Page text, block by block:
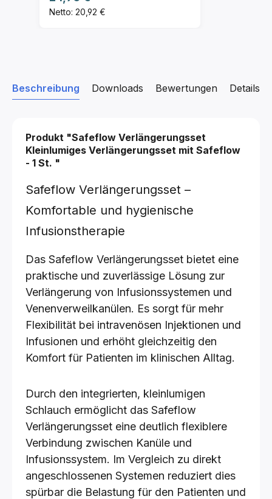
Netto: 20,92 €
Beschreibung Downloads Details
Bewertungen
Produkt "Safeflow Verlängerungsset
Kleinlumiges Verlängerungsset mit Safeflow
- 1 St. "
Safeflow Verlängerungsset –
Komfortable und hygienische
Infusionstherapie
Das Safeflow Verlängerungsset bietet eine
praktische und zuverlässige Lösung zur
Verlängerung von Infusionssystemen und
Venenverweilkanülen. Es sorgt für mehr
Flexibilität bei intravenösen Injektionen und
Infusionen und erhöht gleichzeitig den
Komfort für Patienten im klinischen Alltag.
Durch den integrierten, kleinlumigen
Schlauch ermöglicht das Safeflow
Verlängerungsset eine deutlich flexiblere
Verbindung zwischen Kanüle und
Infusionssystem. Im Vergleich zu direkt
angeschlossenen Systemen reduziert dies
spürbar die Belastung für den Patienten und